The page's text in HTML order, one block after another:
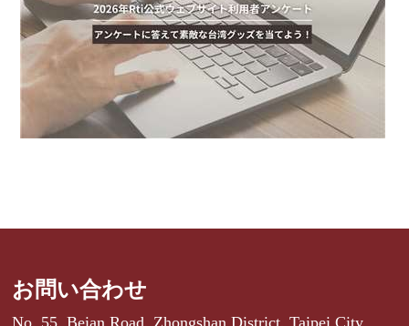
お問い合わせ
No. 55, Beian Road, Zhongshan District, Taipei City